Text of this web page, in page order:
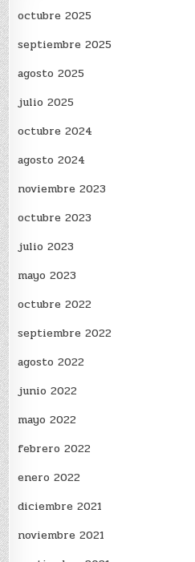
octubre 2025
septiembre 2025
agosto 2025
julio 2025
octubre 2024
agosto 2024
noviembre 2023
octubre 2023
julio 2023
mayo 2023
octubre 2022
septiembre 2022
agosto 2022
junio 2022
mayo 2022
febrero 2022
enero 2022
diciembre 2021
noviembre 2021